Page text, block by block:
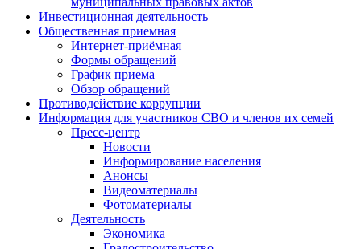
Инвестиционная деятельность
Общественная приемная
Интернет-приёмная
Формы обращений
График приема
Обзор обращений
Противодействие коррупции
Информация для участников СВО и членов их семей
Пресс-центр
Новости
Информирование населения
Анонсы
Видеоматериалы
Фотоматериалы
Деятельность
Экономика